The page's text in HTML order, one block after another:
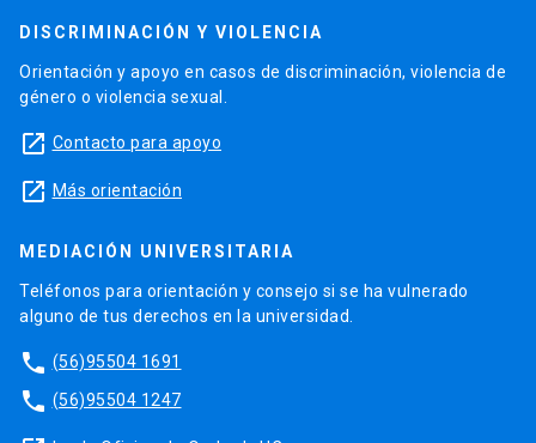
DISCRIMINACIÓN Y VIOLENCIA
Orientación y apoyo en casos de discriminación, violencia de
género o violencia sexual.
launch Contacto para apoyo
launch Más orientación
MEDIACIÓN UNIVERSITARIA
Teléfonos para orientación y consejo si se ha vulnerado
alguno de tus derechos en la universidad.
phone (56)95504 1691
phone (56)95504 1247